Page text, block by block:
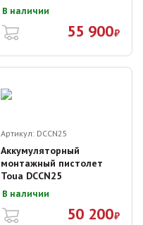
В наличии
55 900₽
Артикул: DCCN25
Аккумуляторный
монтажный пистолет
Toua DCCN25
В наличии
50 200₽